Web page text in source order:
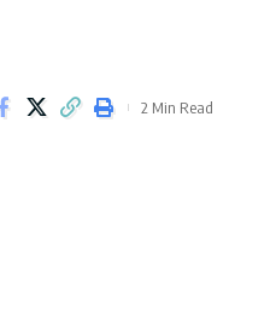
2 Min Read